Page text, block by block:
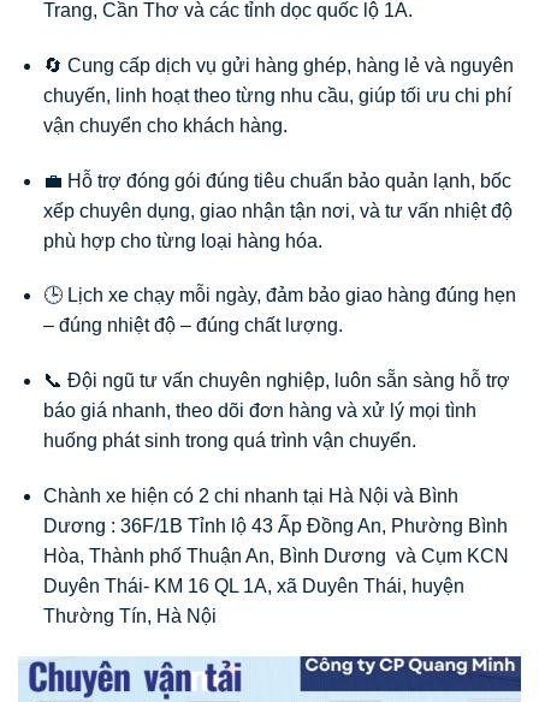
Trang, Cần Thơ và các tỉnh dọc quốc lộ 1A.
🔄 Cung cấp dịch vụ gửi hàng ghép, hàng lẻ và nguyên
chuyến, linh hoạt theo từng nhu cầu, giúp tối ưu chi phí
vận chuyển cho khách hàng.
💼 Hỗ trợ đóng gói đúng tiêu chuẩn bảo quản lạnh, bốc
xếp chuyên dụng, giao nhận tận nơi, và tư vấn nhiệt độ
phù hợp cho từng loại hàng hóa.
🕒 Lịch xe chạy mỗi ngày, đảm bảo giao hàng đúng hẹn
– đúng nhiệt độ – đúng chất lượng.
📞 Đội ngũ tư vấn chuyên nghiệp, luôn sẵn sàng hỗ trợ
báo giá nhanh, theo dõi đơn hàng và xử lý mọi tình
huống phát sinh trong quá trình vận chuyển.
Chành xe hiện có 2 chi nhanh tại Hà Nội và Bình
Dương : 36F/1B Tỉnh lộ 43 Ấp Đồng An, Phường Bình
Hòa, Thành phố Thuận An, Bình Dương và Cụm KCN
Duyên Thái- KM 16 QL 1A, xã Duyên Thái, huyện
Thường Tín, Hà Nội